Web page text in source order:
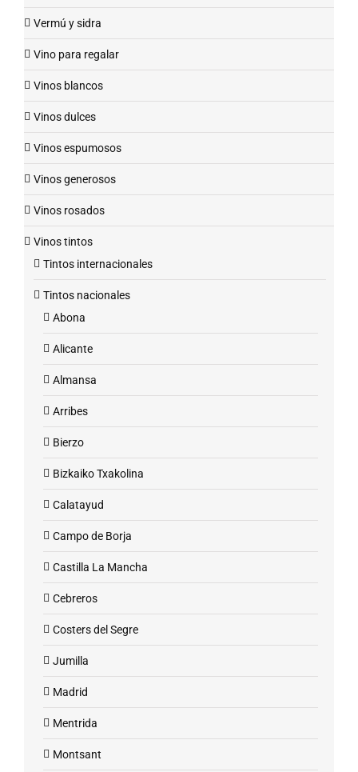
Vermú y sidra
Vino para regalar
Vinos blancos
Vinos dulces
Vinos espumosos
Vinos generosos
Vinos rosados
Vinos tintos
Tintos internacionales
Tintos nacionales
Abona
Alicante
Almansa
Arribes
Bierzo
Bizkaiko Txakolina
Calatayud
Campo de Borja
Castilla La Mancha
Cebreros
Costers del Segre
Jumilla
Madrid
Mentrida
Montsant